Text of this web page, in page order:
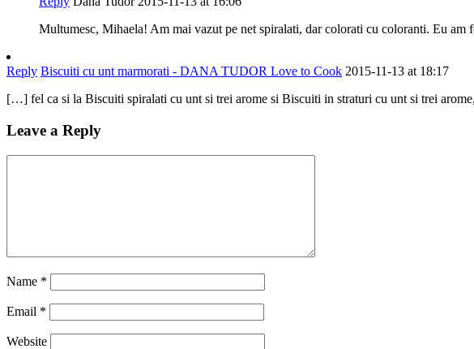
Multumesc, Mihaela! Am mai vazut pe net spiralati, dar colorati cu coloranti. Eu
Reply Biscuiti cu unt marmorati - DANA TUDOR Love to Cook 2015-11-13 at 18:17
[…] fel ca si la Biscuiti spiralati cu unt si trei arome si Biscuiti in straturi cu unt si trei
Leave a Reply
Name *
Email *
Website